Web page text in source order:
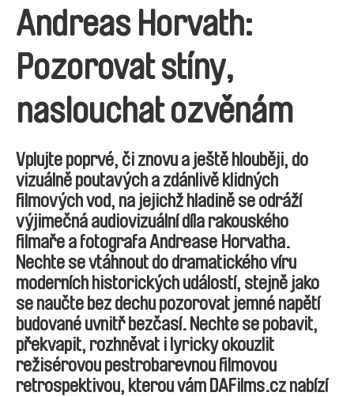
Andreas Horvath:
Pozorovat stíny,
naslouchat ozvěnám
Vplujte poprvé, či znovu a ještě hlouběji, do
vizuálně poutavých a zdánlivě klidných
filmových vod, na jejichž hladině se odráží
výjimečná audiovizuální díla rakouského
filmaře a fotografa Andrease Horvatha.
Nechte se vtáhnout do dramatického víru
moderních historických událostí, stejně jako
se naučte bez dechu pozorovat jemné napětí
budované uvnitř bezčasí. Nechte se pobavit,
překvapit, rozhněvat i lyricky okouzlit
režisérovou pestrobarevnou filmovou
retrospektivou, kterou vám DAFilms.cz nabízí